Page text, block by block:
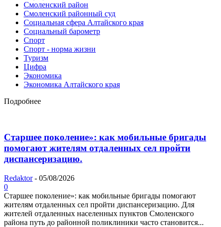
Смоленский район
Смоленский районный суд
Социальная сфера Алтайского края
Социальный барометр
Спорт
Спорт - норма жизни
Туризм
Цифра
Экономика
Экономика Алтайского края
Подробнее
Старшее поколение»: как мобильные бригады
помогают жителям отдаленных сел пройти
диспансеризацию.
Redaktor - 05/08/2026
0
Старшее поколение»: как мобильные бригады помогают
жителям отдаленных сел пройти диспансеризацию. Для
жителей отдаленных населенных пунктов Смоленского
района путь до районной поликлиники часто становится...